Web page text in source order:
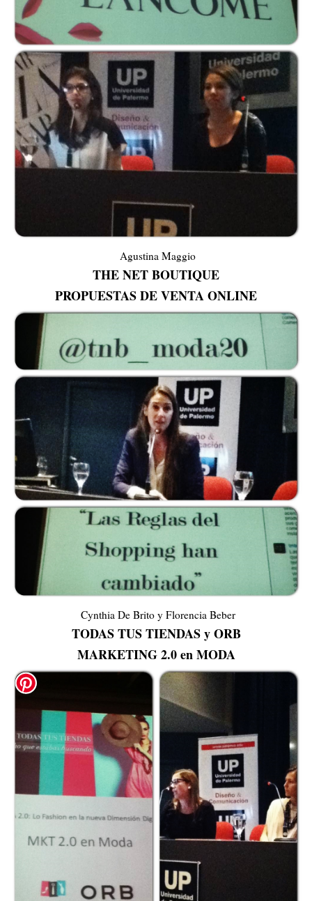
Agustina Maggio
THE NET BOUTIQUE
PROPUESTAS DE VENTA ONLINE
Cynthia De Brito y Florencia Beber
TODAS TUS TIENDAS y ORB
MARKETING 2.0 en MODA